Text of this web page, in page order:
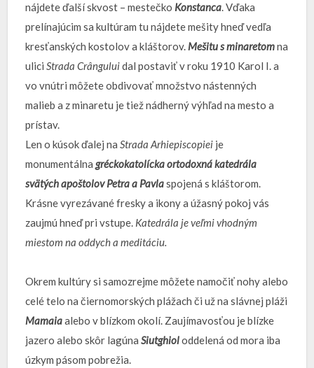
nájdete ďalší skvost – mestečko Konstanca. Vďaka
prelínajúcim sa kultúram tu nájdete mešity hneď vedľa
kresťanských kostolov a kláštorov.Mešitu s minaretomna
uliciStrada Crânguluidal postaviť v roku 1910 Karol I. a
vo vnútri môžete obdivovať množstvo nástenných
malieb a z minaretu je tiež nádherný výhľad na mesto a
prístav.
Len o kúsok ďalej naStrada Arhiepiscopiei je
monumentálnagréckokatolícka ortodoxná katedrála
svätých apoštolov Petra a Pavlaspojená s kláštorom.
Krásne vyrezávané fresky a ikony a úžasný pokoj vás
zaujmú hneď pri vstupe. Katedrála je veľmi vhodným
miestom na oddych a meditáciu.
Okrem kultúry si samozrejme môžete namočiť nohy alebo
celé telo na čiernomorských plážach či už na slávnej pláži
Mamaiaalebo v blízkom okolí. Zaujímavosťou je blízke
jazero alebo skôr lagúnaSiutghioloddelená od mora iba
úzkym pásom pobrežia.